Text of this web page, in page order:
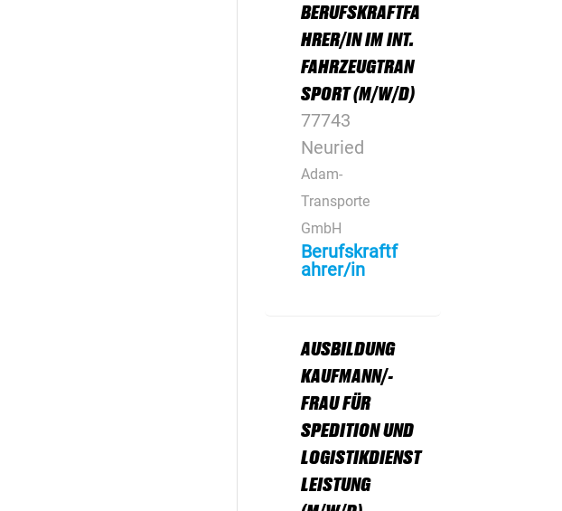
BERUFSKRAFTFA
HRER/IN IM INT.
FAHRZEUGTRAN
SPORT (M/W/D)
77743
Neuried
Adam-
Transporte
GmbH
Berufskraftf
ahrer/in
AUSBILDUNG
KAUFMANN/-
FRAU FÜR
SPEDITION UND
LOGISTIKDIENST
LEISTUNG